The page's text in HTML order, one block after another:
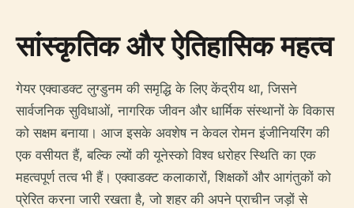
सांस्कृतिक और ऐतिहासिक महत्व
गेयर एक्वाडक्ट लुग्डुनम की समृद्धि के लिए केंद्रीय था, जिसने
सार्वजनिक सुविधाओं, नागरिक जीवन और धार्मिक संस्थानों के विकास
को सक्षम बनाया। आज इसके अवशेष न केवल रोमन इंजीनियरिंग की
एक वसीयत हैं, बल्कि ल्यों की यूनेस्को विश्व धरोहर स्थिति का एक
महत्वपूर्ण तत्व भी हैं। एक्वाडक्ट कलाकारों, शिक्षकों और आगंतुकों को
प्रेरित करना जारी रखता है, जो शहर की अपने प्राचीन जड़ों से